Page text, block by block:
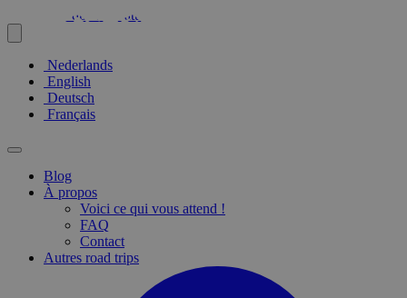
Nederlands
English
Deutsch
Français
Blog
À propos
Voici ce qui vous attend !
FAQ
Contact
Autres road trips